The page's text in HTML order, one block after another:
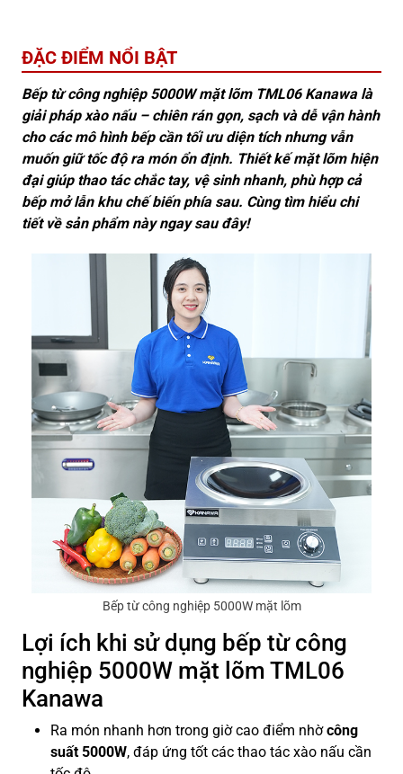
ĐẶC ĐIỂM NỔI BẬT
Bếp từ công nghiệp 5000W mặt lõm TML06 Kanawa là
giải pháp xào nấu – chiên rán gọn, sạch và dễ vận hành
cho các mô hình bếp cần tối ưu diện tích nhưng vẫn
muốn giữ tốc độ ra món ổn định. Thiết kế mặt lõm hiện
đại giúp thao tác chắc tay, vệ sinh nhanh, phù hợp cả
bếp mở lẫn khu chế biến phía sau. Cùng tìm hiểu chi
tiết về sản phẩm này ngay sau đây!
Bếp từ công nghiệp 5000W mặt lõm
Lợi ích khi sử dụng bếp từ công
nghiệp 5000W mặt lõm TML06
Kanawa
Ra món nhanh hơn trong giờ cao điểm nhờcông
suất 5000W, đáp ứng tốt các thao tác xào nấu cần